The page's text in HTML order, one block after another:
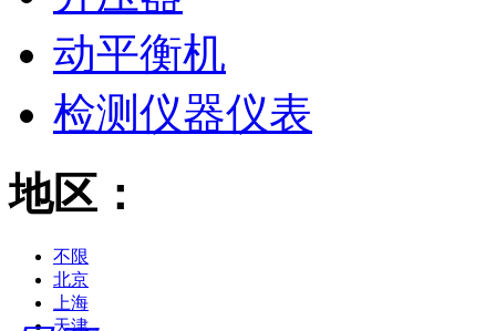
动平衡机
检测仪器仪表
地区：
不限
北京
上海
天津